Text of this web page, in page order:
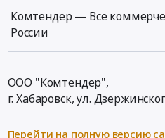
Комтендер — Все
России
ООО "Комтендер",
г. Хабаровск,ул.
Перейти на полную версию